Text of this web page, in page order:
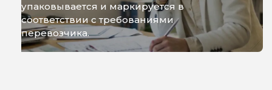
упаковывается и маркируется в
соответствии с требованиями
перевозчика.